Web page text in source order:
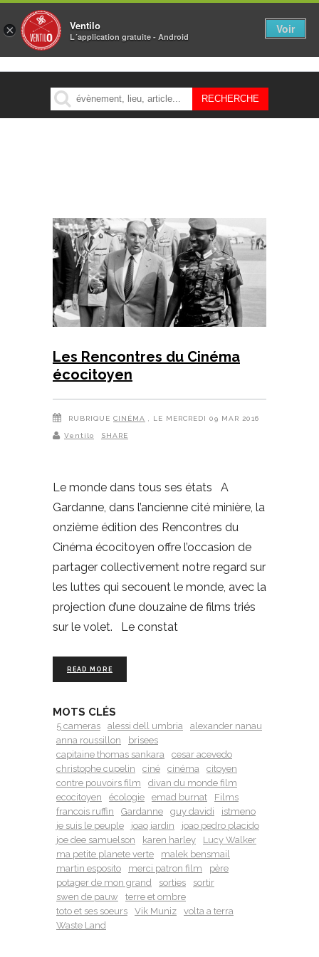
MENU
Les Rencontres du Cinéma
écocitoyen
RUBRIQUE CINÉMA , LE MERCREDI 09 MAR 2016
Ventilo SHARE
Le monde dans tous ses états A
Gardanne, dans l’ancienne cité minière, la
onzième édition des Rencontres du
Cinéma écocitoyen offre l’occasion de
partager collectivement notre regard sur
les luttes qui secouent le monde, avec la
projection d’une douzaine de films triés
sur le volet. Le constat
READ MORE
MOTS CLÉS
5 cameras alessi dell umbria
alexander nanau
anna roussillon
brisees
capitaine thomas sankara
cesar acevedo
christophe cupelin
ciné cinéma
citoyen
contre pouvoirs film
divan du monde film
ecocitoyen
écologie emad burnat
Films
francois ruffin
Gardanne guy davidi
istmeno
je suis le peuple
joao jardin
joao pedro placido
joe dee samuelson
karen harley
Lucy Walker
ma petite planete verte
malek bensmail
martin esposito
merci patron film
père
potager de mon grand
sorties
sortir
swen de pauw
terre et ombre
toto et ses soeurs
Vik Muniz
volta a terra
Waste Land
× Ventilo
L´application gratuite - Android
Voir